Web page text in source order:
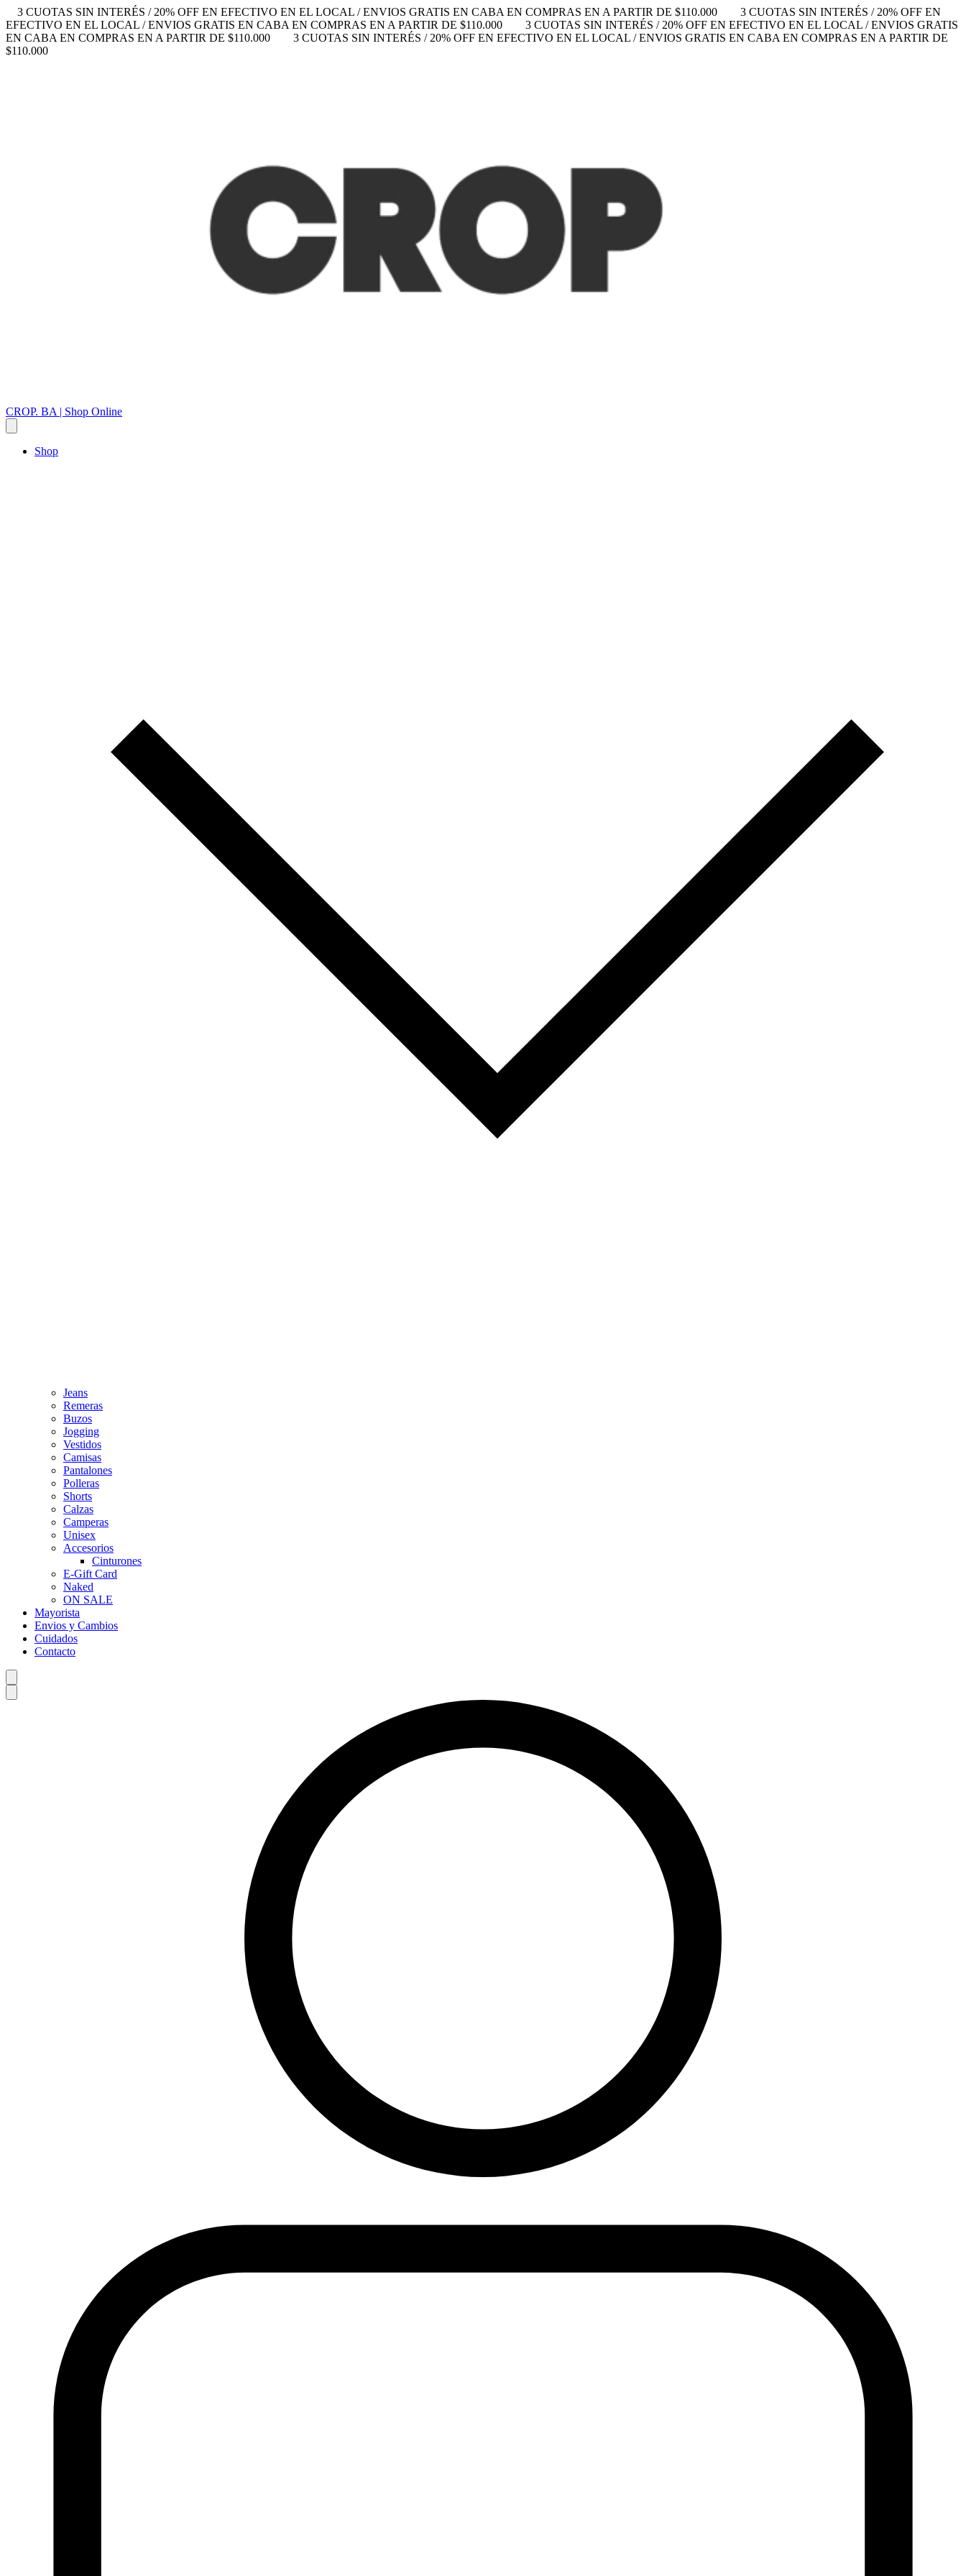
3 CUOTAS SIN INTERÉS / 20% OFF EN EFECTIVO EN EL LOCAL / ENVIOS GRATIS EN CABA EN COMPRAS EN A PARTIR DE $110.000
3 CUOTAS SIN INTERÉS / 20% OFF EN
EFECTIVO EN EL LOCAL / ENVIOS GRATIS EN CABA EN COMPRAS EN A PARTIR DE $110.000
3 CUOTAS SIN INTERÉS / 20% OFF EN EFECTIVO EN EL LOCAL / ENVIOS GRATIS
EN CABA EN COMPRAS EN A PARTIR DE $110.000
3 CUOTAS SIN INTERÉS / 20% OFF EN EFECTIVO EN EL LOCAL / ENVIOS GRATIS EN CABA EN COMPRAS EN A PARTIR DE
$110.000
CROP. BA | Shop Online
Shop
Jeans
Remeras
Buzos
Jogging
Vestidos
Camisas
Pantalones
Polleras
Shorts
Calzas
Camperas
Unisex
Accesorios
Cinturones
E-Gift Card
Naked
ON SALE
Mayorista
Envios y Cambios
Cuidados
Contacto